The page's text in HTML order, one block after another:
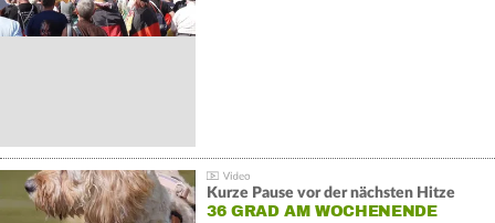
Kurze Pause vor der nächsten Hitze
36 GRAD AM WOCHENENDE